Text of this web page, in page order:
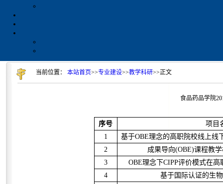
当前位置： 本站首页>>专业建设>>教学科研>>正文
食品药品学院
序号
项目
1
基于OBE理念的高职院校线上线
2
成果导向(OBE)课程教
3
OBE理念下CIPP评价模式在
4
基于国际认证的生